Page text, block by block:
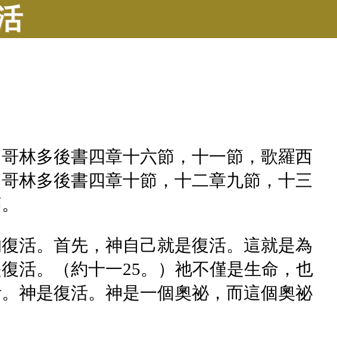
林多後書四章十六節，十一節，歌羅西
林多後書四章十節，十二章九節，十三
活。首先，神自己就是復活。這就是為
活。（約十一25。）祂不僅是生命，也
神是復活。神是一個奧祕，而這個奧祕